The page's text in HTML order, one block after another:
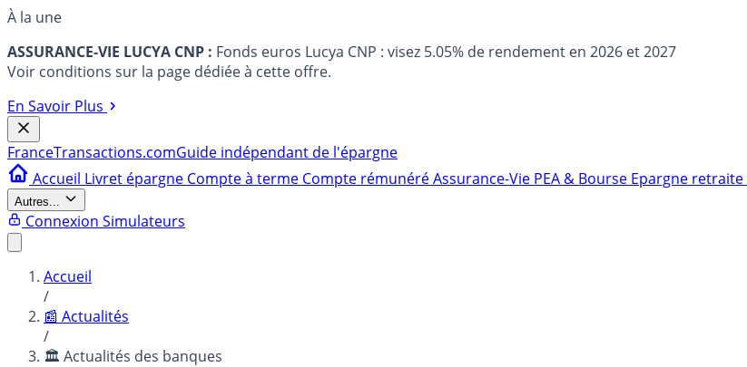
À la une
ASSURANCE-VIE LUCYA CNP : Fonds euros Lucya CNP : visez 5.05% de rendement en 2026 et 2027
Voir conditions sur la page dédiée à cette offre.
En Savoir Plus
FranceTransactions.comGuide indépendant de l'épargne
Accueil Livret épargne Compte à terme Compte rémunéréAssurance-Vie PEA & Bourse Epargne retraite
Autres...
Connexion Simulateurs
Accueil
/
📰 Actualités
/
🏛️ Actualités des banques